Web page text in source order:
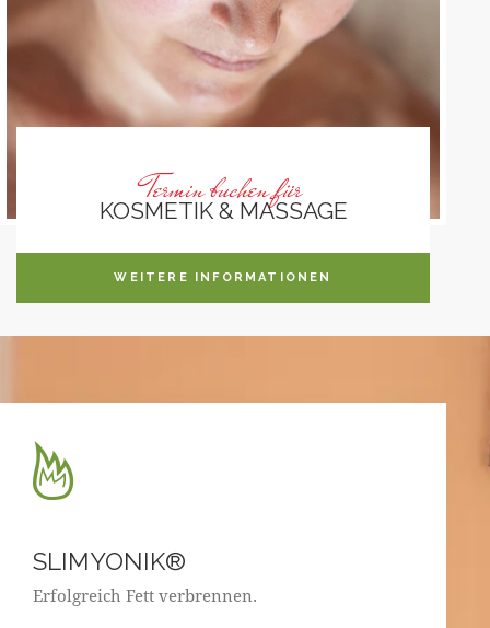
Termin buchen für
KOSMETIK & MASSAGE
WEITERE INFORMATIONEN
SLIMYONIK®
Erfolgreich Fett verbrennen.